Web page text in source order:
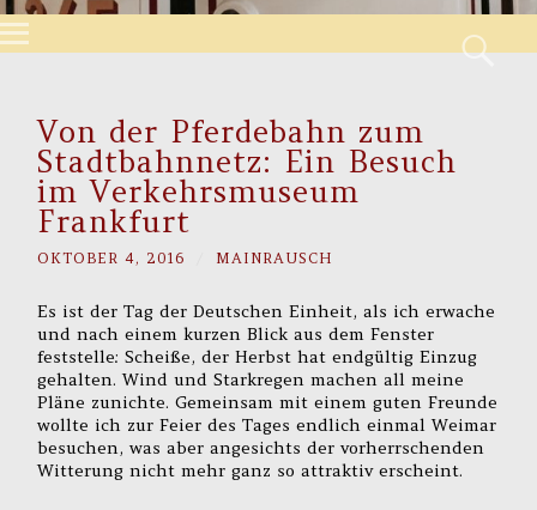
Menu
Von der Pferdebahn zum
Stadtbahnnetz: Ein Besuch
im Verkehrsmuseum
Frankfurt
OKTOBER 4, 2016 MAINRAUSCH
Es ist der Tag der Deutschen Einheit, als ich erwache
und nach einem kurzen Blick aus dem Fenster
feststelle: Scheiße, der Herbst hat endgültig Einzug
gehalten. Wind und Starkregen machen all meine
Pläne zunichte. Gemeinsam mit einem guten Freunde
wollte ich zur Feier des Tages endlich einmal Weimar
besuchen, was aber angesichts der vorherrschenden
Witterung nicht mehr ganz so attraktiv erscheint.